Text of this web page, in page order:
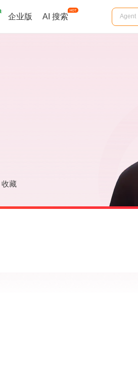
企业版 AI 搜索
收藏